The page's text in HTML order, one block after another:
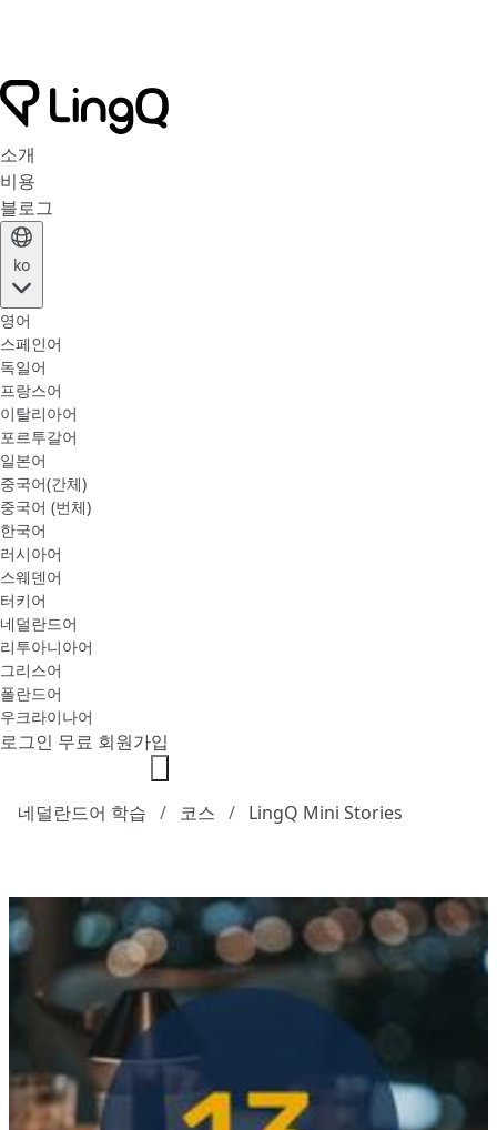
소개
비용
블로그
ko
영어
스페인어
독일어
프랑스어
이탈리아어
포르투갈어
일본어
중국어(간체)
중국어 (번체)
한국어
러시아어
스웨덴어
터키어
네덜란드어
리투아니아어
그리스어
폴란드어
우크라이나어
로그인 무료 회원가입
네덜란드어 학습 코스 LingQ Mini Stories